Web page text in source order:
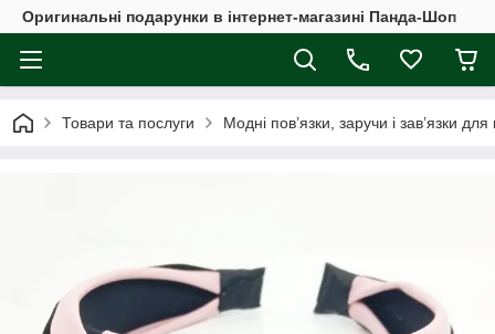
Оригинальні подарунки в інтернет-магазині Панда-Шоп
Товари та послуги Модні пов’язки, заручи і зав’язки